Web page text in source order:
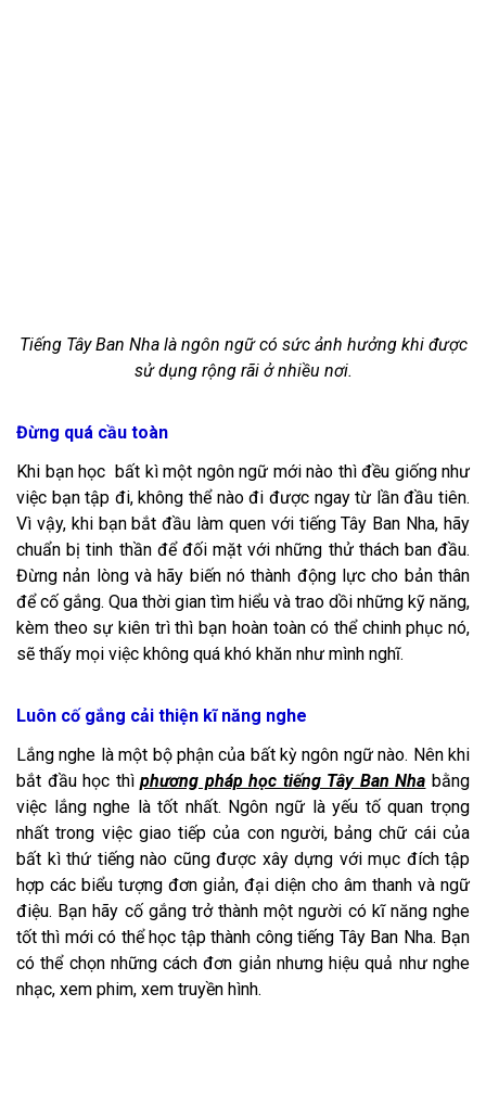
Tiếng Tây Ban Nha là ngôn ngữ có sức ảnh hưởng khi được
sử dụng rộng rãi ở nhiều nơi.
Đừng quá cầu toàn
Khi bạn học bất kì một ngôn ngữ mới nào thì đều giống như
việc bạn tập đi, không thể nào đi được ngay từ lần đầu tiên.
Vì vậy, khi bạn bắt đầu làm quen với tiếng Tây Ban Nha, hãy
chuẩn bị tinh thần để đối mặt với những thử thách ban đầu.
Đừng nản lòng và hãy biến nó thành động lực cho bản thân
để cố gắng. Qua thời gian tìm hiểu và trao dồi những kỹ năng,
kèm theo sự kiên trì thì bạn hoàn toàn có thể chinh phục nó,
sẽ thấy mọi việc không quá khó khăn như mình nghĩ.
Luôn cố gắng cải thiện kĩ năng nghe
Lắng nghe là một bộ phận của bất kỳ ngôn ngữ nào. Nên khi
bắt đầu học thì phương pháp học tiếng Tây Ban Nha bằng
việc lắng nghe là tốt nhất. Ngôn ngữ là yếu tố quan trọng
nhất trong việc giao tiếp của con người, bảng chữ cái của
bất kì thứ tiếng nào cũng được xây dựng với mục đích tập
hợp các biểu tượng đơn giản, đại diện cho âm thanh và ngữ
điệu. Bạn hãy cố gắng trở thành một người có kĩ năng nghe
tốt thì mới có thể học tập thành công tiếng Tây Ban Nha. Bạn
có thể chọn những cách đơn giản nhưng hiệu quả như nghe
nhạc, xem phim, xem truyền hình.